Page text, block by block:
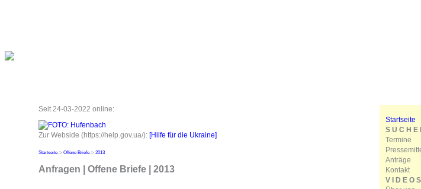
Seit 24-03-2022 online:
Zur Webside (https://help.gov.ua/): [Hilfe für die Ukraine]
Startseite-> Offene Briefe-> 2013
Anfragen | Offene Briefe | 2013
Startseite
S U C H E
Termine
Anträge
Kontakt
V I D E O S